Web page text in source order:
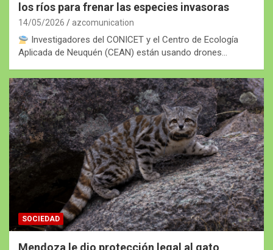
los ríos para frenar las especies invasoras
14/05/2026 azcomunication
Investigadores del CONICET y el Centro de Ecología
Aplicada de Neuquén (CEAN) están usando drones…
SOCIEDAD
Mendoza le dio protección legal al gato